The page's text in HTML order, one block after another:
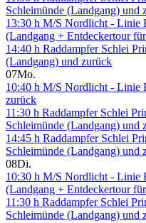
Schleimünde (Landgang) und
13:30 h M/S Nordlicht - Linie
(Landgang + Entdeckertour
14:40 h Raddampfer Schlei
(Landgang) und zurück
07Mo.
10:40 h M/S Nordlicht - Linie
zurück
11:30 h Raddampfer Schlei
Schleimünde (Landgang) und
14:45 h Raddampfer Schlei
Schleimünde (Landgang) und
08Di.
10:30 h M/S Nordlicht - Linie
(Landgang + Entdeckertour
11:30 h Raddampfer Schlei
Schleimünde (Landgang) und